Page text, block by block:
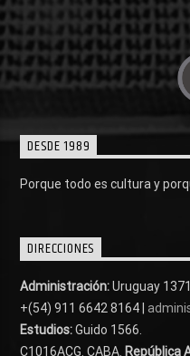
DESDE 1989
Porque todo es cultura y
DIRECCIONES
Administración:Uruguay 1371
+(54) 911 6642 8164 |
Estudios:Guido 1566.
C1016ACG . CABA. República